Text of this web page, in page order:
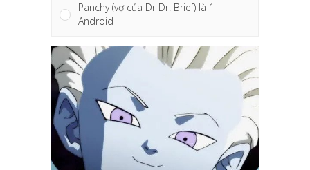
Panchy (vợ của Dr Dr. Brief) là 1
Android